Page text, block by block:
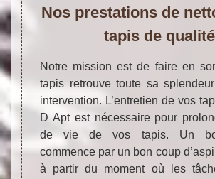
Nos prestations de
tapis de qualité
Notre mission est de faire en
tapis retrouve toute sa
intervention. L’entretien de vos
D Apt est nécessaire pour
de vie de vos tapis. Un
commence par un bon coup
à partir du moment où les